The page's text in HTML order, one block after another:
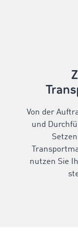
Von der
und
nutzen Sie